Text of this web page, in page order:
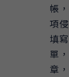
帳
項
填
單
章